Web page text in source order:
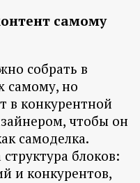
самому
собрать в
самому, но
в конкурентной
чтобы он
самоделка.
блоков:
и конкурентов,